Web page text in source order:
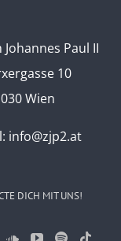
Paul II
10
Wien
info@zjp2.at
DICH MIT UNS!